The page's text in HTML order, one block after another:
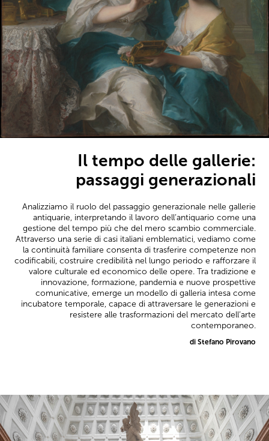
Il tempo delle gallerie:
passaggi generazionali
Analizziamo il ruolo del passaggio generazionale nelle gallerie
antiquarie, interpretando il lavoro dell’antiquario come una
gestione del tempo più che del mero scambio commerciale.
Attraverso una serie di casi italiani emblematici, vediamo come
la continuità familiare consenta di trasferire competenze non
codificabili, costruire credibilità nel lungo periodo e rafforzare il
valore culturale ed economico delle opere. Tra tradizione e
innovazione, formazione, pandemia e nuove prospettive
comunicative, emerge un modello di galleria intesa come
incubatore temporale, capace di attraversare le generazioni e
resistere alle trasformazioni del mercato dell’arte
contemporaneo.
di Stefano Pirovano